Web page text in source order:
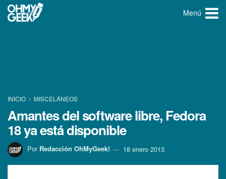
Menú
INICIO MISCELÁNEOS
Amantes del software libre, Fedora
18 ya está disponible
Por Redacción OhMyGeek! 18 enero 2013